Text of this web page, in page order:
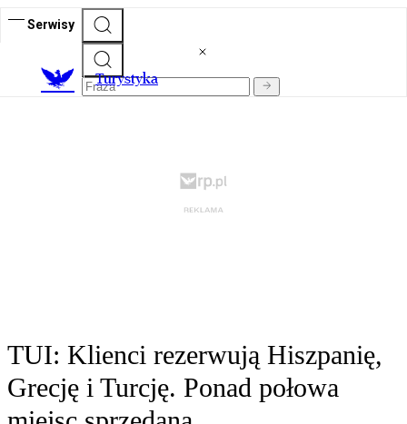
Serwisy
Turystyka
TUI: Klienci rezerwują Hiszpanię,
Grecję i Turcję. Ponad połowa